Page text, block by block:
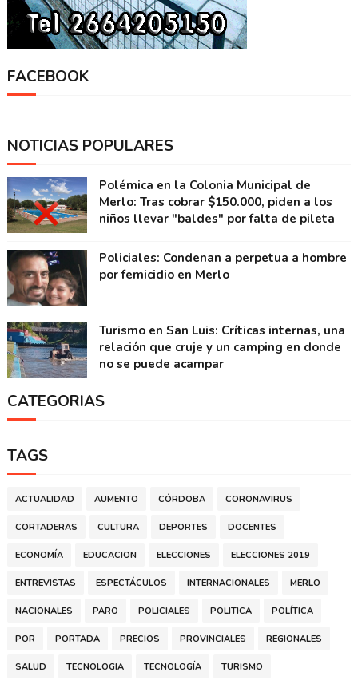
FACEBOOK
NOTICIAS POPULARES
Polémica en la Colonia Municipal de
Merlo: Tras cobrar $150.000, piden a los
niños llevar "baldes" por falta de pileta
Policiales: Condenan a perpetua a hombre
por femicidio en Merlo
Turismo en San Luis: Críticas internas, una
relación que cruje y un camping en donde
no se puede acampar
CATEGORIAS
TAGS
ACTUALIDAD AUMENTO CÓRDOBA CORONAVIRUS
CORTADERAS CULTURA DEPORTES DOCENTES
ECONOMÍA EDUCACION ELECCIONES ELECCIONES 2019
ENTREVISTAS ESPECTÁCULOS INTERNACIONALES MERLO
NACIONALES PARO POLICIALES POLITICA POLÍTICA
POR PORTADA PRECIOS PROVINCIALES REGIONALES
SALUD TECNOLOGIA TECNOLOGÍA TURISMO